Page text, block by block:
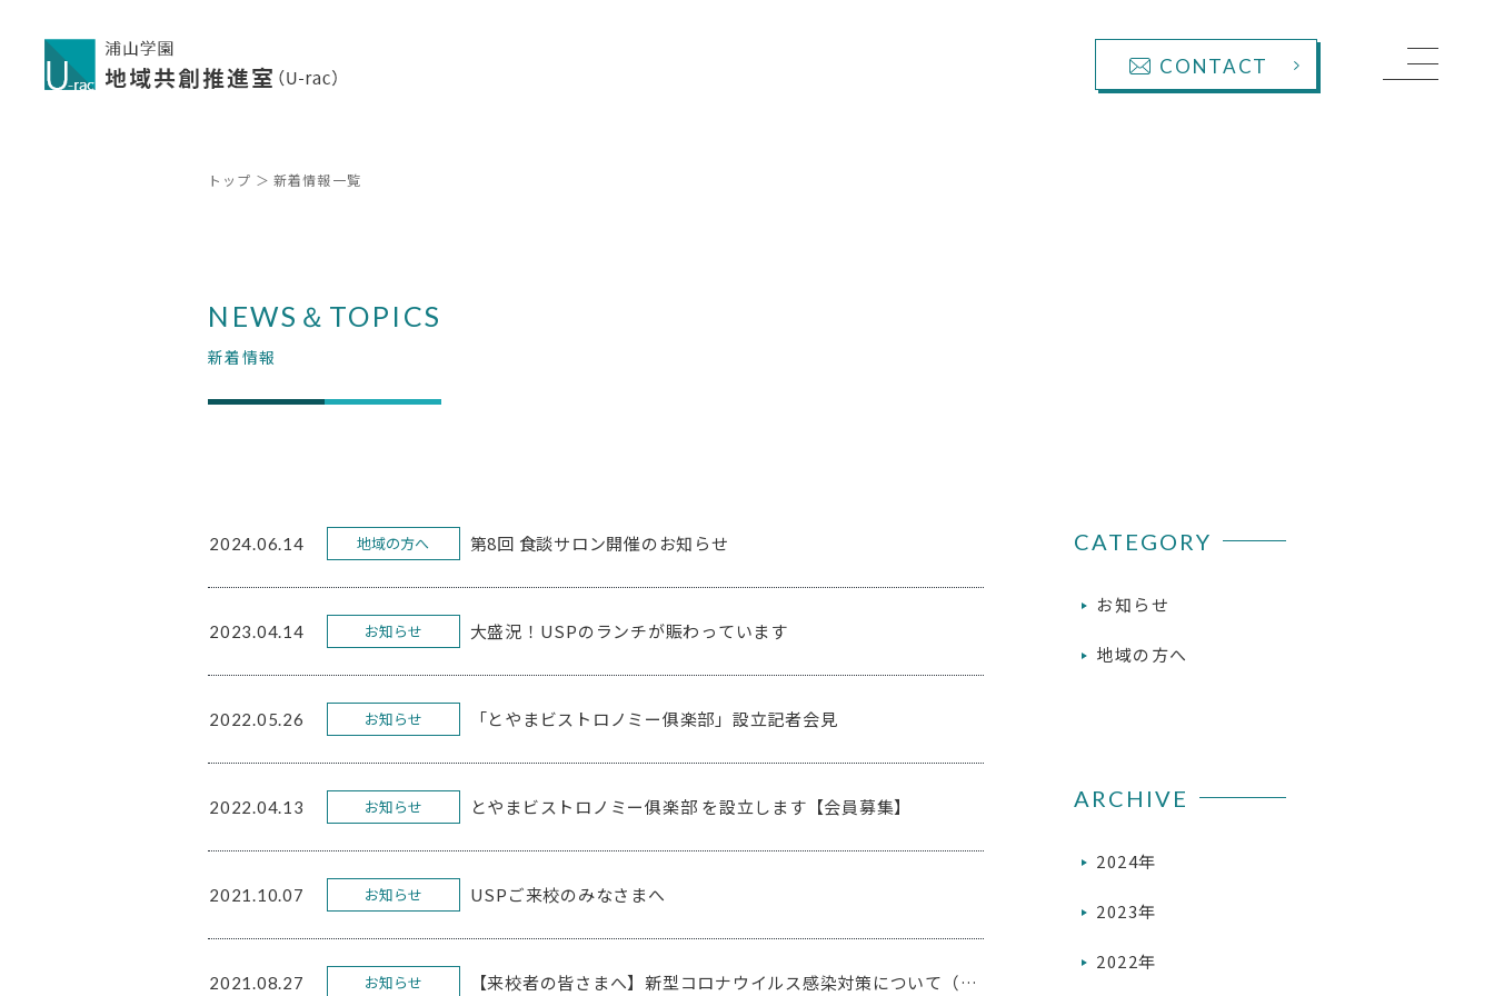
CONTACT
トップ 新着情報一覧
NEWS＆TOPICS
新着情報
2024.06.14 地域の方へ 第8回 食談サロン開催のお知らせ
2023.04.14 お知らせ 大盛況！USPのランチが賑わっています
2022.05.26 お知らせ 「とやまビストロノミー俱楽部」設立記者会見
2022.04.13 お知らせ とやまビストロノミー俱楽部 を設立します【会員募集】
2021.10.07 お知らせ USPご来校のみなさまへ
2021.08.27 お知らせ
【来校者の皆さまへ】新型コロナウイルス感染対策について（お
CATEGORY
お知らせ
地域の方へ
ARCHIVE
2024年
2023年
2022年